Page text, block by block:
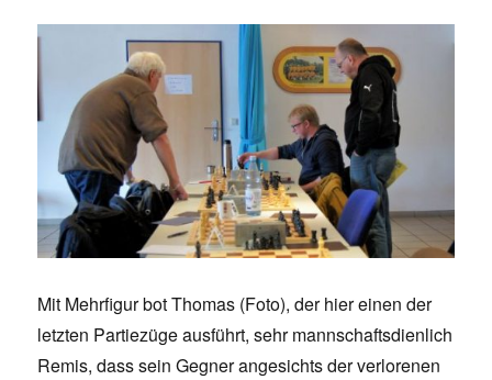
Mit Mehrfigur bot Thomas (Foto), der hier einen der
letzten Partiezüge ausführt, sehr mannschaftsdienlich
Remis, dass sein Gegner angesichts der verlorenen